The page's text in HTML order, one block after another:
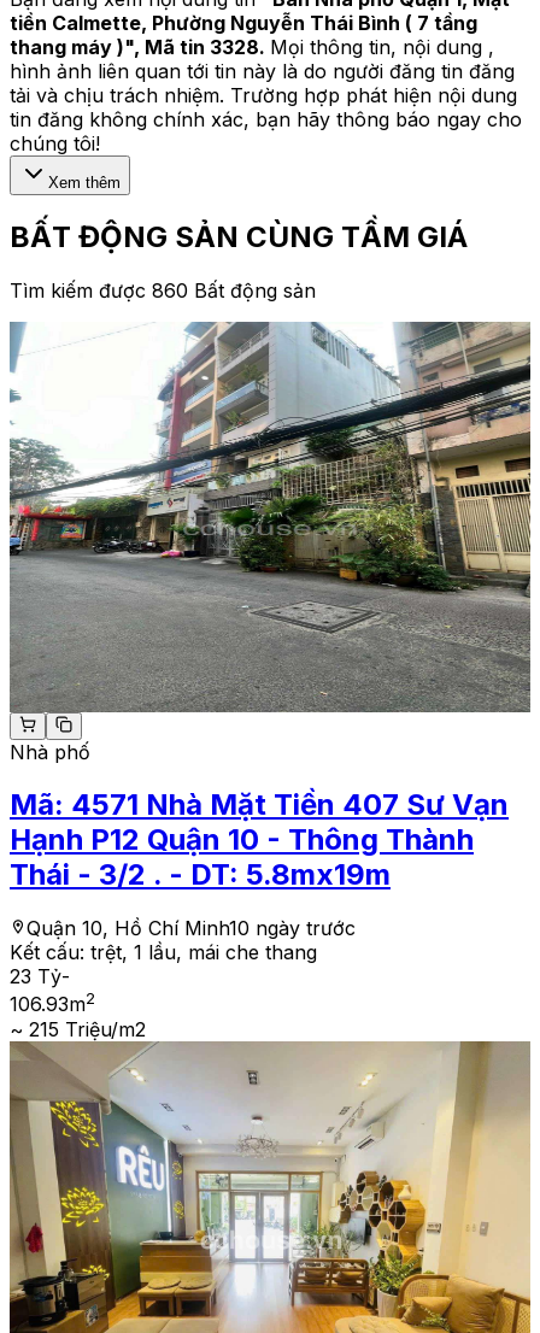
tiền Calmette, Phường Nguyễn Thái Bình ( 7 tầng
thang máy )", Mã tin 3328. Mọi thông tin, nội dung ,
hình ảnh liên quan tới tin này là do người đăng tin đăng
tải và chịu trách nhiệm. Trường hợp phát hiện nội dung
tin đăng không chính xác, bạn hãy thông báo ngay cho
chúng tôi!
Xem thêm
BẤT ĐỘNG SẢN CÙNG TẦM GIÁ
Tìm kiếm được 860 Bất động sản
Nhà phố
Mã: 4571 Nhà Mặt Tiền 407 Sư Vạn
Hạnh P12 Quận 10 - Thông Thành
Thái - 3/2 . - DT: 5.8mx19m
Quận 10, Hồ Chí Minh10 ngày trước
Kết cấu: trệt, 1 lầu, mái che thang
23 Tỷ-
106.93m2
~ 215 Triệu/m2